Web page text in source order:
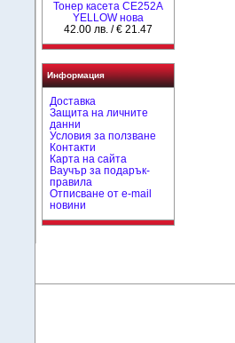
Тонер касета CE252A
YELLOW нова
42.00 лв. / € 21.47
Информация
Доставка
Защита на личните
данни
Условия за ползване
Контакти
Карта на сайта
Ваучър за подарък-
правила
Отписване от e-mail
новини